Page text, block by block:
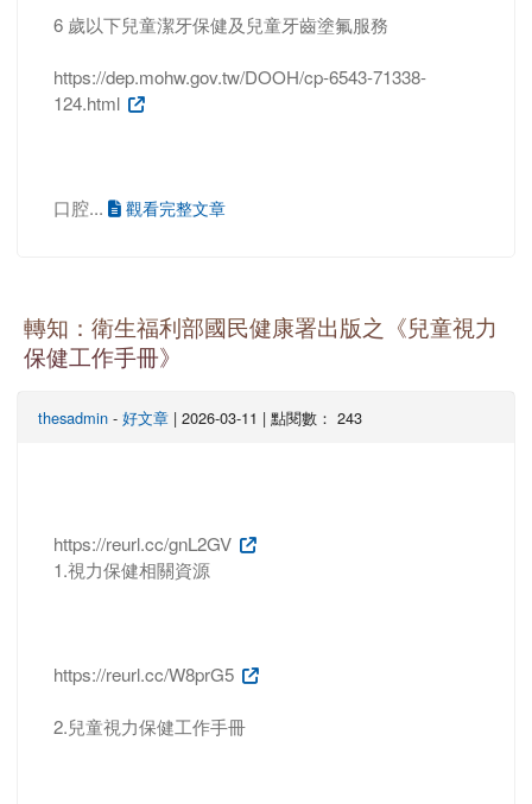
6 歲以下兒童潔牙保健及兒童牙齒塗氟服務
https://dep.mohw.gov.tw/DOOH/cp-6543-71338-
124.html
口腔... 觀看完整文章
轉知：衛生福利部國民健康署出版之《兒童視力
保健工作手冊》
thesadmin - 好文章 | 2026-03-11 | 點閱數： 243
https://reurl.cc/gnL2GV
1.視力保健相關資源
https://reurl.cc/W8prG5
2.兒童視力保健工作手冊